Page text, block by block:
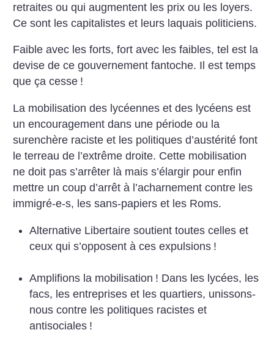
retraites ou qui augmentent les prix ou les loyers.
Ce sont les capitalistes et leurs laquais politiciens.
Faible avec les forts, fort avec les faibles, tel est la
devise de ce gouvernement fantoche. Il est temps
que ça cesse !
La mobilisation des lycéennes et des lycéens est
un encouragement dans une période ou la
surenchère raciste et les politiques d’austérité font
le terreau de l’extrême droite. Cette mobilisation
ne doit pas s’arrêter là mais s’élargir pour enfin
mettre un coup d’arrêt à l’acharnement contre les
immigré-e-s, les sans-papiers et les Roms.
Alternative Libertaire soutient toutes celles et
ceux qui s’opposent à ces expulsions !
Amplifions la mobilisation ! Dans les lycées, les
facs, les entreprises et les quartiers, unissons-
nous contre les politiques racistes et
antisociales !